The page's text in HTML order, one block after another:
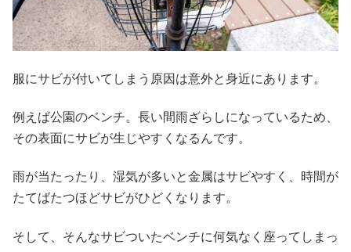
服にサビが付いてしまう原因は意外と身近にあります。
例えば公園のベンチ。長い間雨ざらしになっているため、
その表面にサビが生じやすくなるんです。
雨が当たったり、湿気が多いと金属はサビやすく、時間が
たてばたつほどサビがひどくなります。
そして、そんなサビついたベンチに何気なく座ってしまっ